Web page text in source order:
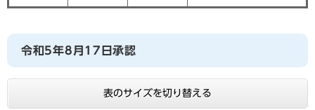
令和5年8月17日承認
表のサイズを切り替える